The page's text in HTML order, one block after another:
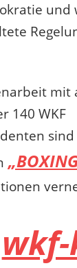
und
mit
140 WKF